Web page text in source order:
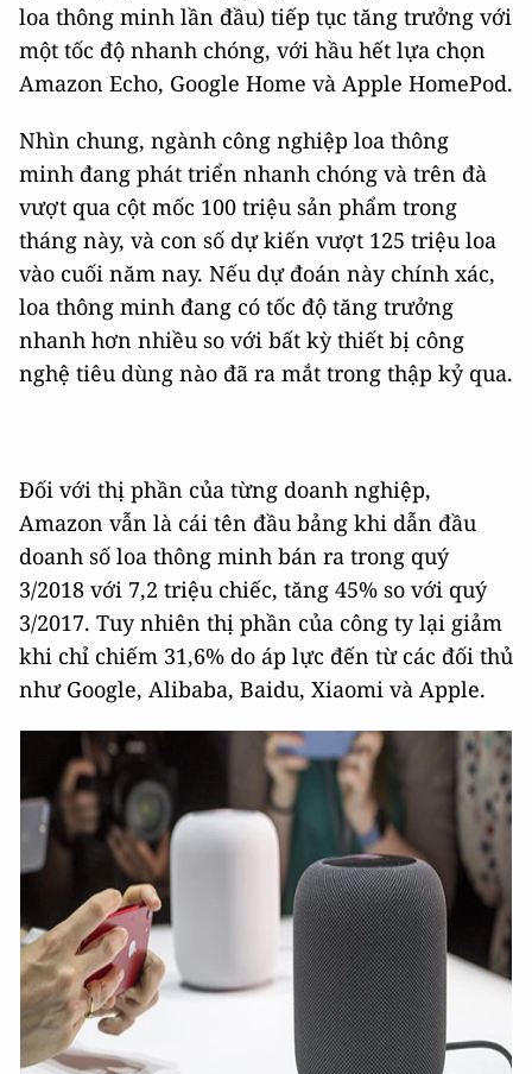
loa thông minh lần đầu) tiếp tục tăng trưởng với
một tốc độ nhanh chóng, với hầu hết lựa chọn
Amazon Echo, Google Home và Apple HomePod.
Nhìn chung, ngành công nghiệp loa thông
minh đang phát triển nhanh chóng và trên đà
vượt qua cột mốc 100 triệu sản phẩm trong
tháng này, và con số dự kiến vượt 125 triệu loa
vào cuối năm nay. Nếu dự đoán này chính xác,
loa thông minh đang có tốc độ tăng trưởng
nhanh hơn nhiều so với bất kỳ thiết bị công
nghệ tiêu dùng nào đã ra mắt trong thập kỷ qua.
Đối với thị phần của từng doanh nghiệp,
Amazon vẫn là cái tên đầu bảng khi dẫn đầu
doanh số loa thông minh bán ra trong quý
3/2018 với 7,2 triệu chiếc, tăng 45% so với quý
3/2017. Tuy nhiên thị phần của công ty lại giảm
khi chỉ chiếm 31,6% do áp lực đến từ các đối thủ
như Google, Alibaba, Baidu, Xiaomi và Apple.